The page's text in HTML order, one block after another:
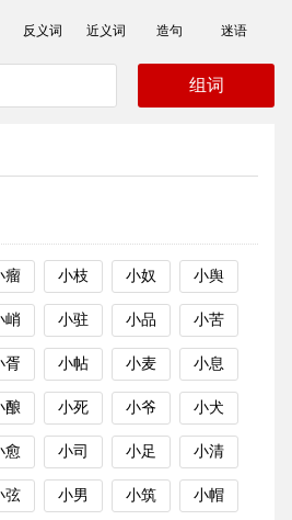
反义词 近义词 造句 迷语
瘤 小枝 小奴 小舆
峭 小驻 小品 小苦
胥 小帖 小麦 小息
酿 小死 小爷 小犬
愈 小司 小足 小清
弦 小男 小筑 小帽